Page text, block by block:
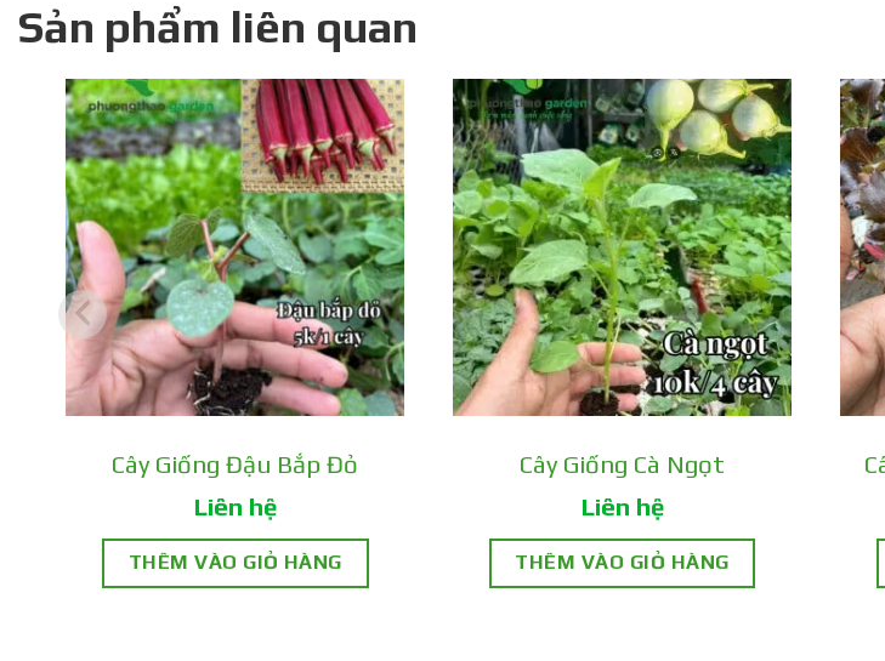
Sản phẩm liên quan
Cây Giống Đậu Bắp Đỏ
Liên hệ
THÊM VÀO GIỎ HÀNG
Cây Giống Cà Ngọt
Liên hệ
THÊM VÀO GIỎ HÀNG